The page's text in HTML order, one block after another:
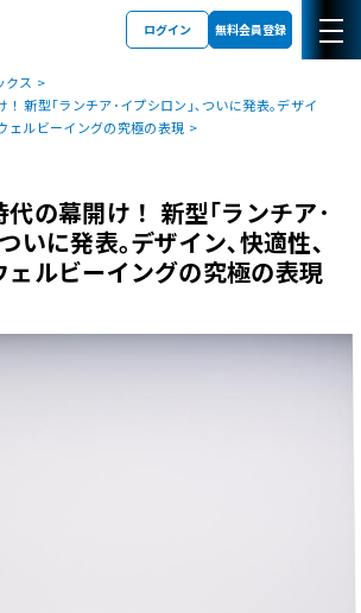
ログイン 無料会員登録
クス
！ 新型｢ランチア･イプシロン｣､ついに発表｡デザイ
ェルビーイングの究極の表現
代の幕開け！ 新型｢ランチア･
いに発表｡デザイン､快適性､
ェルビーイングの究極の表現